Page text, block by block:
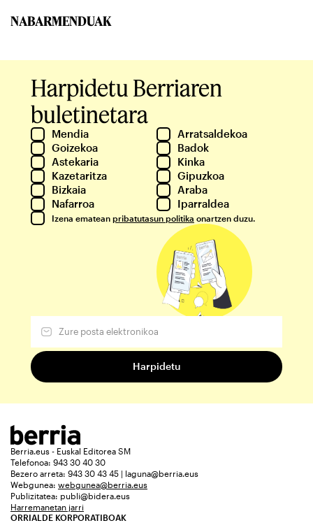
NABARMENDUAK
Harpidetu Berriaren
buletinetara
Mendia
Arratsaldekoa
Goizekoa
Badok
Astekaria
Kinka
Kazetaritza
Gipuzkoa
Bizkaia
Araba
Nafarroa
Iparraldea
Izena ematean pribatutasun politika onartzen duzu.
Berria.eus - Euskal Editorea SM
Telefonoa: 943 30 40 30
Bezero arreta: 943 30 43 45 | laguna@berria.eus
Webgunea: webgunea@berria.eus
Publizitatea: publi@bidera.eus
Harremanetan jarri
ORRIALDE KORPORATIBOAK